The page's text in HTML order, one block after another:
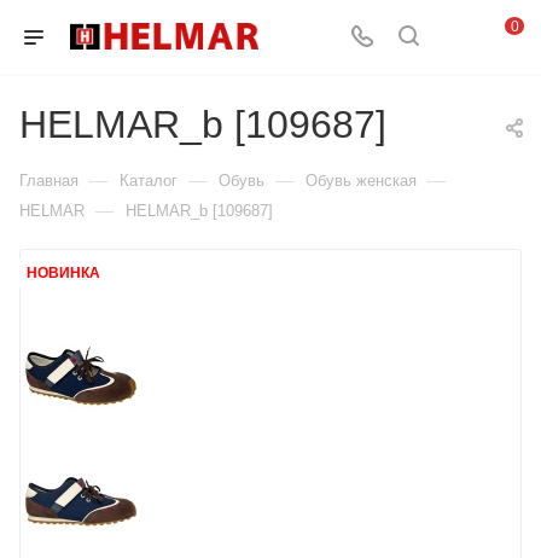
0
HELMAR_b [109687]
Главная — Каталог — Обувь — Обувь женская —
HELMAR — HELMAR_b [109687]
НОВИНКА